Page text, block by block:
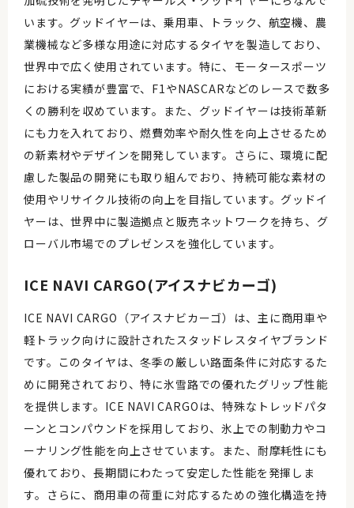
います。グッドイヤーは、乗用車、トラック、航空機、農
業機械など多様な用途に対応するタイヤを製造しており、
世界中で広く使用されています。特に、モータースポーツ
における実績が豊富で、F1やNASCARなどのレースで数多
くの勝利を収めています。また、グッドイヤーは技術革新
にも力を入れており、燃費効率や耐久性を向上させるため
の新素材やデザインを開発しています。さらに、環境に配
慮した製品の開発にも取り組んでおり、持続可能な素材の
使用やリサイクル技術の向上を目指しています。グッドイ
ヤーは、世界中に製造拠点と販売ネットワークを持ち、グ
ローバル市場でのプレゼンスを強化しています。
ICE NAVI CARGO(アイスナビカーゴ)
ICE NAVI CARGO（アイスナビカーゴ）は、主に商用車や
軽トラック向けに設計されたスタッドレスタイヤブランド
です。このタイヤは、冬季の厳しい路面条件に対応するた
めに開発されており、特に氷雪路での優れたグリップ性能
を提供します。ICE NAVI CARGOは、特殊なトレッドパタ
ーンとコンパウンドを採用しており、氷上での制動力やコ
ーナリング性能を向上させています。また、耐摩耗性にも
優れており、長期間にわたって安定した性能を発揮しま
す。さらに、商用車の荷重に対応するための強化構造を持